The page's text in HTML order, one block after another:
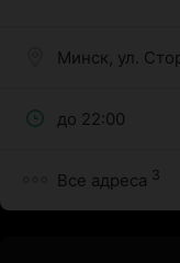
Минск, ул.
до 22:00
Все адреса 3